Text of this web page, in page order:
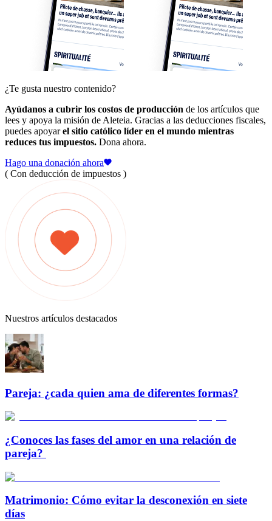
¿Te gusta nuestro contenido?
Ayúdanos a cubrir los costos de producción de los artículos que
lees y apoya la misión de Aleteia. Gracias a las deducciones fiscales,
puedes apoyarel sitio católico líder en el mundo mientras
reduces tus impuestos. Dona ahora.
Hago una donación ahora
( Con deducción de impuestos )
Nuestros artículos destacados
Pareja: ¿cada quien ama de diferentes formas?
¿Conoces las fases del amor en una relación de
pareja?
Matrimonio: Cómo evitar la desconexión en siete
días